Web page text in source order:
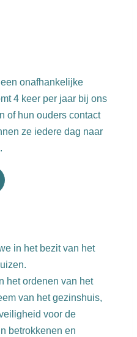
onafhankelijke
4 keer per jaar bij ons
of hun ouders contact
ze iedere dag naar
in het bezit van het
het ordenen van het
van het gezinshuis,
voor de
betrokkenen en